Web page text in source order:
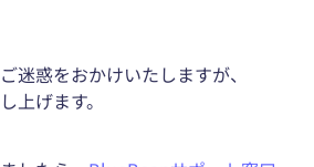
迷惑をおかけいたしますが、
上げます。